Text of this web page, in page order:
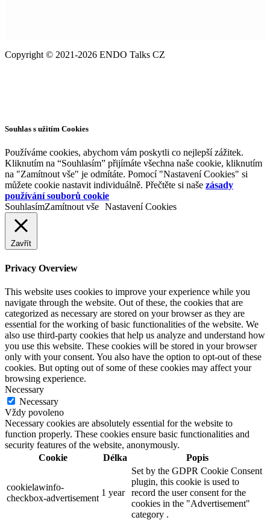
Copyright © 2021-2026 ENDO Talks CZ
Souhlas s užitím Cookies
Používáme cookies, abychom vám poskytli co nejlepší zážitek.
Kliknutím na “Souhlasím” přijímáte všechna naše cookie, kliknutím
na "Zamítnout vše" je odmítáte. Pomocí "Nastavení Cookies" si
můžete cookie nastavit individuálně. Přečtěte si naše zásady
používání souborů cookie
SouhlasímZamítnout vše Nastavení Cookies
Zavřít
Privacy Overview
This website uses cookies to improve your experience while you
navigate through the website. Out of these, the cookies that are
categorized as necessary are stored on your browser as they are
essential for the working of basic functionalities of the website. We
also use third-party cookies that help us analyze and understand how
you use this website. These cookies will be stored in your browser
only with your consent. You also have the option to opt-out of these
cookies. But opting out of some of these cookies may affect your
browsing experience.
Necessary
Necessary
Vždy povoleno
Necessary cookies are absolutely essential for the website to
function properly. These cookies ensure basic functionalities and
security features of the website, anonymously.
Cookie
Délka Popis
cookielawinfo-
checkbox-advertisement
1 year
Set by the GDPR Cookie Consent
plugin, this cookie is used to
record the user consent for the
cookies in the "Advertisement"
category .